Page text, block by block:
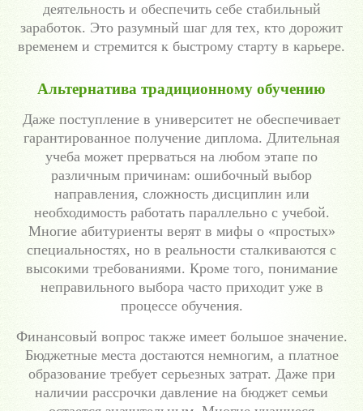
деятельность и обеспечить себе стабильный
заработок. Это разумный шаг для тех, кто дорожит
временем и стремится к быстрому старту в карьере.
Альтернатива традиционному обучению
Даже поступление в университет не обеспечивает
гарантированное получение диплома. Длительная
учеба может прерваться на любом этапе по
различным причинам: ошибочный выбор
направления, сложность дисциплин или
необходимость работать параллельно с учебой.
Многие абитуриенты верят в мифы о «простых»
специальностях, но в реальности сталкиваются с
высокими требованиями. Кроме того, понимание
неправильного выбора часто приходит уже в
процессе обучения.
Финансовый вопрос также имеет большое значение.
Бюджетные места достаются немногим, а платное
образование требует серьезных затрат. Даже при
наличии рассрочки давление на бюджет семьи